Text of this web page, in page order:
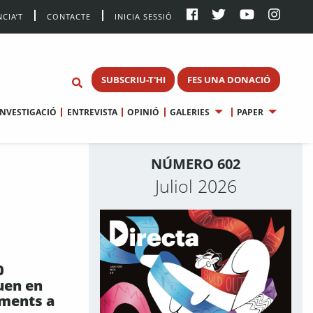
CONTACTE INICIA SESSIÓ
SUBSCRIU-T'HI FES UNA DONACIÓ
ENTREVISTA OPINIÓ GALERIES PAPER
en
a
NÚMERO 602
Juliol 2026